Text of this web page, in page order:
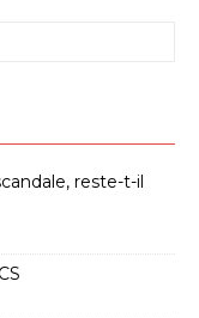
reste-t-il